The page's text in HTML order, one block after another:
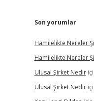
Son yorumlar
Hamilelikte Nereler
Hamilelikte Nereler
Ulusal Şirket Nedir
Ulusal Şirket Nedir